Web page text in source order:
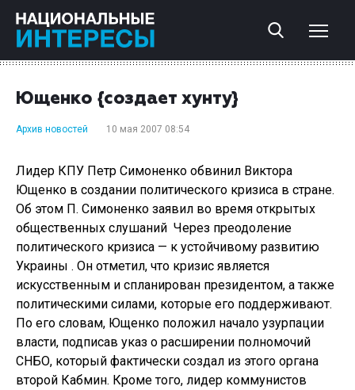
Ющенко {создает хунту}
Архив новостей 10 мая 2007 08:54
Лидер КПУ Петр Симоненко обвинил Виктора
Ющенко в создании политического кризиса в стране.
Об этом П. Симоненко заявил во время открытых
общественных слушаний Через преодоление
политического кризиса — к устойчивому развитию
Украины . Он отметил, что кризис является
искусственным и спланирован президентом, а также
политическими силами, которые его поддерживают.
По его словам, Ющенко положил начало узурпации
власти, подписав указ о расширении полномочий
СНБО, который фактически создал из этого органа
второй Кабмин. Кроме того, лидер коммунистов